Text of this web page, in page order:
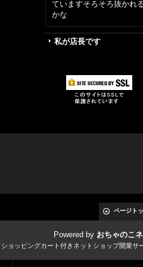
ていますそろそろ抜かれ
かな
私が店長です
ページト
Powered by おちゃのこ
ョッピングカート付きネットショップ開業サ